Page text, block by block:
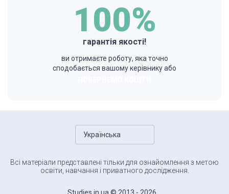
100%
гарантія якості!
ви отримаєте роботу, яка точно
сподобається вашому керівнику або
Українська
Всі матеріали представлені тільки для ознайомлення з метою
освіти, навчання і приватного дослідження.